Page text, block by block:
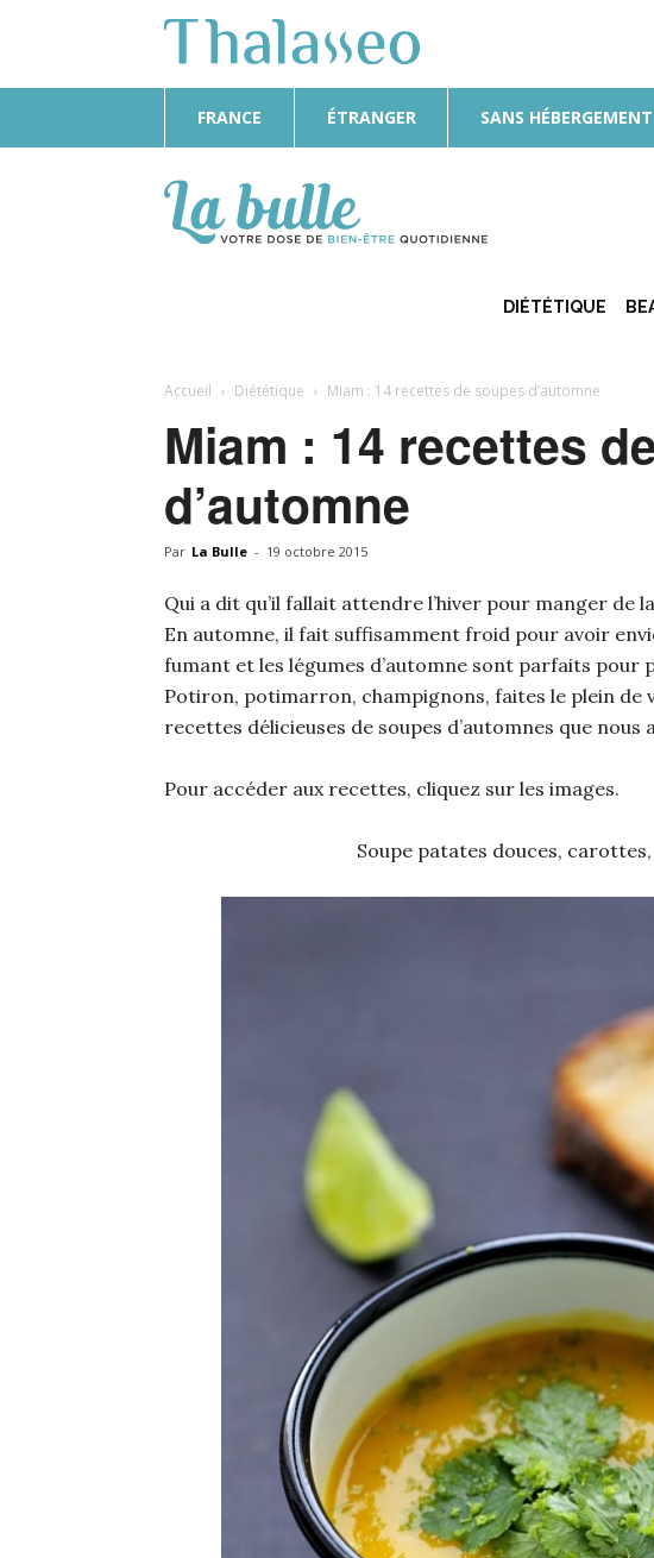
FRANCE ÉTRANGER SANS HÉBERGEMENT
Bulle
DIÉTÉTIQUE
Accueil Diététique Miam : 14 recettes de soupes d’automne
Miam : 14 recettes
d’automne
Par La Bulle - 19 octobre 2015
Qui a dit qu’il fallait attendre l’hiver pour manger de
En automne, il fait suffisamment froid pour avoir
fumant et les légumes d’automne sont parfaits pour
Potiron, potimarron, champignons, faites le plein de
recettes délicieuses de soupes d’automnes que
Pour accéder aux recettes, cliquez sur les images.
Soupe patates douces,